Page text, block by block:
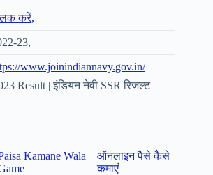
करें,
23,
www.joinindiannavy.gov.in/
Result | इंडियन नेवी SSR रिजल्ट
Kamane Wala
ऑनलाइन पैसे कैसे
कमाएं